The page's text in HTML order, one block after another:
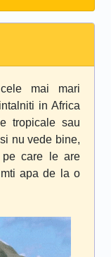
mai mari
in Africa
tropicale sau
nu vede bine,
care le are
apa de la o